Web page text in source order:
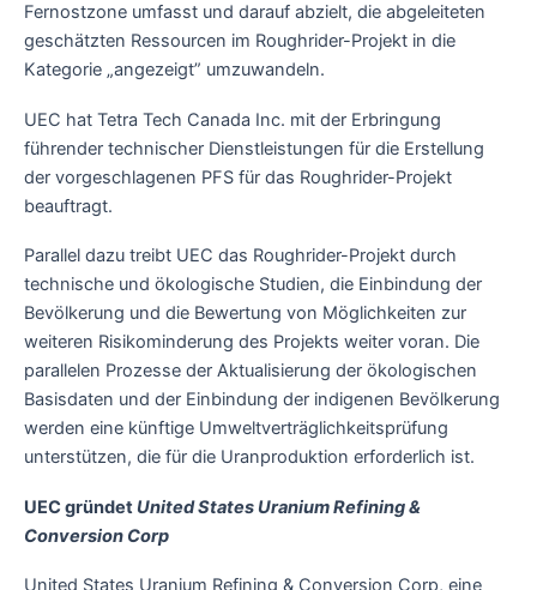
Fernostzone umfasst und darauf abzielt, die abgeleiteten
geschätzten Ressourcen im Roughrider-Projekt in die
Kategorie „angezeigt” umzuwandeln.
UEC hat Tetra Tech Canada Inc. mit der Erbringung
führender technischer Dienstleistungen für die Erstellung
der vorgeschlagenen PFS für das Roughrider-Projekt
beauftragt.
Parallel dazu treibt UEC das Roughrider-Projekt durch
technische und ökologische Studien, die Einbindung der
Bevölkerung und die Bewertung von Möglichkeiten zur
weiteren Risikominderung des Projekts weiter voran. Die
parallelen Prozesse der Aktualisierung der ökologischen
Basisdaten und der Einbindung der indigenen Bevölkerung
werden eine künftige Umweltverträglichkeitsprüfung
unterstützen, die für die Uranproduktion erforderlich ist.
UEC gründet United States Uranium Refining &
Conversion Corp
United States Uranium Refining & Conversion Corp, eine